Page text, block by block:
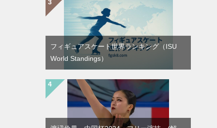
フィギュアスケート世界ランキング（ISU
World Standings）